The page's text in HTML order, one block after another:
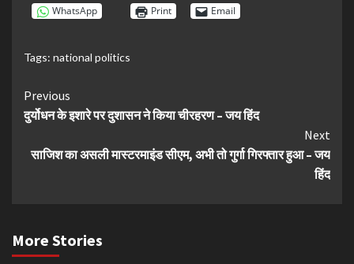
WhatsApp Print Email
Tags: national politics
Continue
Reading
Previous
दुर्योधन के इशारे पर दुशासन ने किया चीरहरण – जय हिंद
Next
साजिश का असली मास्टरमाइंड सीएम, अभी तो गुर्गा गिरफ्तार हुआ – जय
हिंद
More Stories